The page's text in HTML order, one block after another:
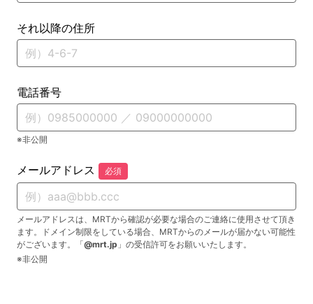
それ以降の住所
電話番号
※非公開
メールアドレス 必須
メールアドレスは、MRTから確認が必要な場合のご連絡に使用させて頂き
ます。ドメイン制限をしている場合、MRTからのメールが届かない可能性
がございます。「@mrt.jp 」の受信許可をお願いいたします。
※非公開